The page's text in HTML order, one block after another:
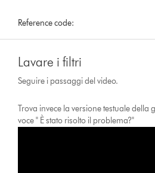
Reference code:
Lavare i filtri
Seguire i passaggi del video.
Trova invece la versione testuale della
voce " È stato risolto il problema?"